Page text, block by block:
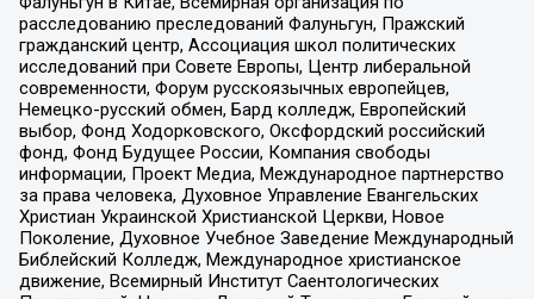
расследованию преследований Фалуньгун, Пражский
гражданский центр, Ассоциация школ политических
исследований при Совете Европы, Центр либеральной
современности, Форум русскоязычных европейцев,
Немецко-русский обмен, Бард колледж, Европейский
выбор, Фонд Ходорковского, Оксфордский российский
фонд, Фонд Будущее России, Компания свободы
информации, Проект Медиа, Международное партнерство
за права человека, Духовное Управление Евангельских
Христиан Украинской Христианской Церкви, Новое
Поколение, Духовное Учебное Заведение Международный
Библейский Колледж, Международное христианское
движение, Всемирный Институт Саентологических